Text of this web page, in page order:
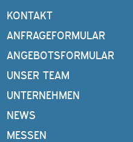
KONTAKT
ANFRAGEFORMULAR
ANGEBOTSFORMULAR
UNSER TEAM
UNTERNEHMEN
NEWS
MESSEN